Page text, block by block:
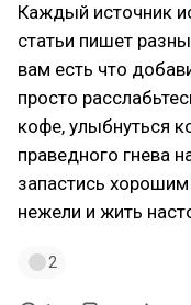
Каждый источник
статьи пишет
вам есть что
просто
кофе, улыбнуться
праведного гнева
запастись
нежели и жить
2